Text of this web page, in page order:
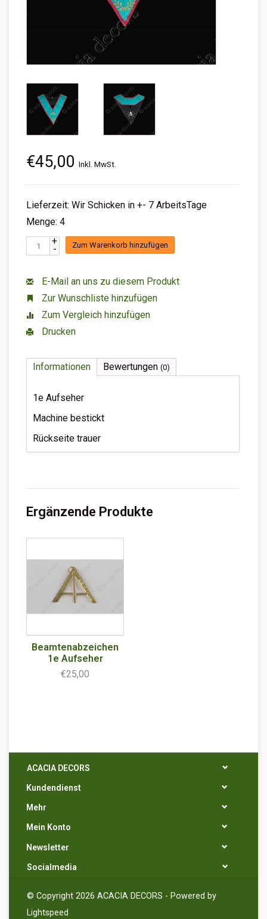
€45,00 Inkl. MwSt.
Lieferzeit: Wir Schicken in +- 7 ArbeitsTage
Menge: 4
+
- Zum Warenkorb hinzufügen
E-Mail an uns zu diesem Produkt
Zur Wunschliste hinzufügen
Zum Vergleich hinzufügen
Drucken
Informationen Bewertungen (0)
1e Aufseher
Machine bestickt
Rückseite trauer
Ergänzende Produkte
Beamtenabzeichen
1e Aufseher
€25,00
ACACIA DECORS
Kundendienst
Mehr
Mein Konto
Newsletter
Socialmedia
© Copyright 2026 ACACIA DECORS - Powered by
Lightspeed